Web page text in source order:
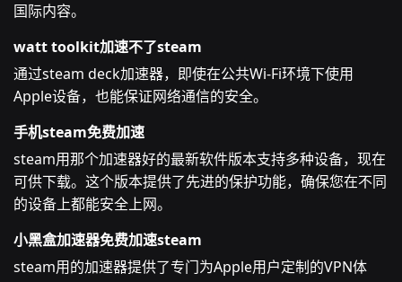
国际内容。
watt toolkit加速不了steam
通过steam deck加速器，即使在公共Wi-Fi环境下使用
Apple设备，也能保证网络通信的安全。
手机steam免费加速
steam用那个加速器好的最新软件版本支持多种设备，现在
可供下载。这个版本提供了先进的保护功能，确保您在不同
的设备上都能安全上网。
小黑盒加速器免费加速steam
steam用的加速器提供了专门为Apple用户定制的VPN体